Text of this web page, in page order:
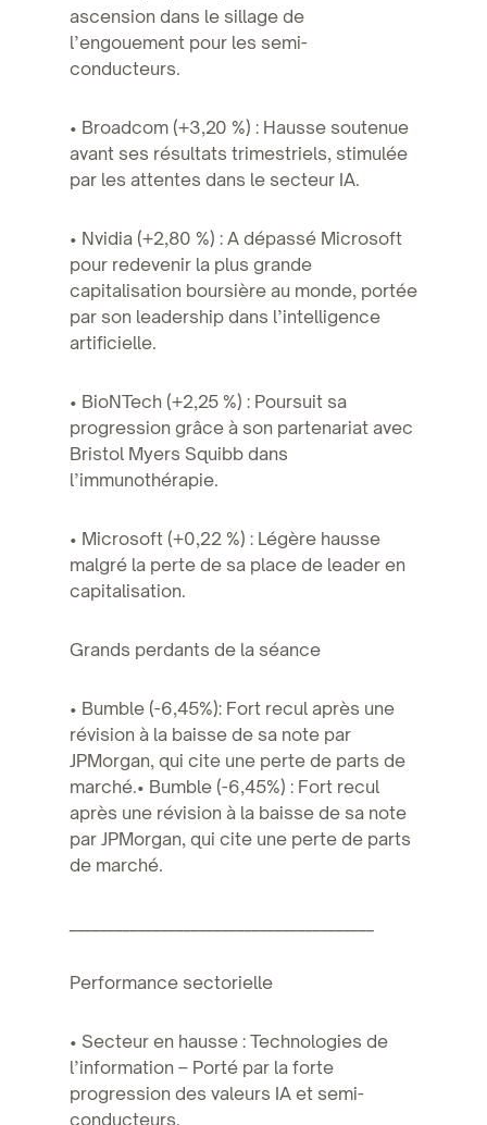
ascension dans le sillage de
l’engouement pour les semi-
conducteurs.
• Broadcom (+3,20 %) : Hausse soutenue
avant ses résultats trimestriels, stimulée
par les attentes dans le secteur IA.
• Nvidia (+2,80 %) : A dépassé Microsoft
pour redevenir la plus grande
capitalisation boursière au monde, portée
par son leadership dans l’intelligence
artificielle.
• BioNTech (+2,25 %) : Poursuit sa
progression grâce à son partenariat avec
Bristol Myers Squibb dans
l’immunothérapie.
• Microsoft (+0,22 %) : Légère hausse
malgré la perte de sa place de leader en
capitalisation.
Grands perdants de la séance
• Bumble (-6,45%): Fort recul après une
révision à la baisse de sa note par
JPMorgan, qui cite une perte de parts de
marché.• Bumble (-6,45%) : Fort recul
après une révision à la baisse de sa note
par JPMorgan, qui cite une perte de parts
de marché.
Performance sectorielle
• Secteur en hausse : Technologies de
l’information – Porté par la forte
progression des valeurs IA et semi-
conducteurs.